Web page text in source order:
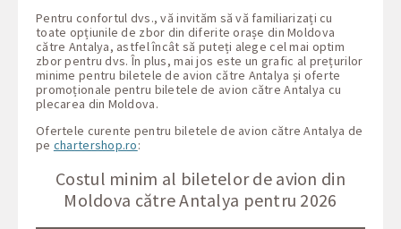
Pentru confortul dvs., vă invităm să vă familiarizați cu
toate opțiunile de zbor din diferite orașe din Moldova
către Antalya, astfel încât să puteți alege cel mai optim
zbor pentru dvs. În plus, mai jos este un grafic al prețurilor
minime pentru biletele de avion către Antalya și oferte
promoționale pentru biletele de avion către Antalya cu
plecarea din Moldova.
Ofertele curente pentru biletele de avion către Antalya de
pe chartershop.ro:
Costul minim al biletelor de avion din
Moldova către Antalya pentru 2026